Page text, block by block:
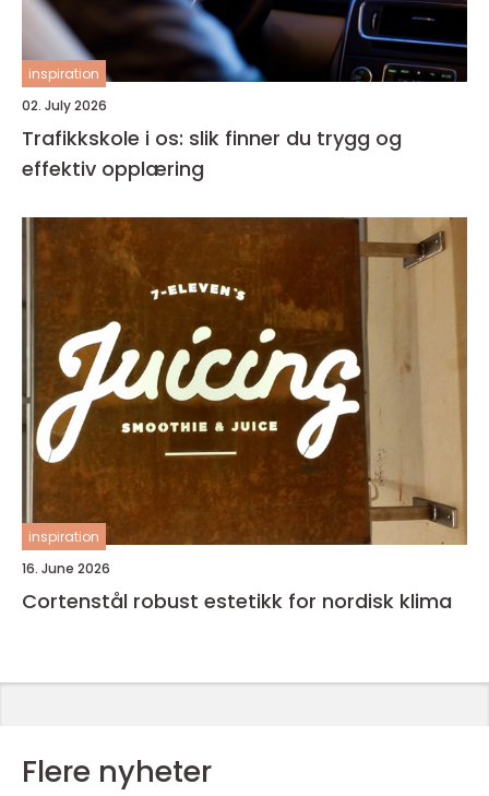
inspiration
02. July 2026
Trafikkskole i os: slik finner du trygg og
effektiv opplæring
inspiration
16. June 2026
Cortenstål robust estetikk for nordisk klima
Flere nyheter